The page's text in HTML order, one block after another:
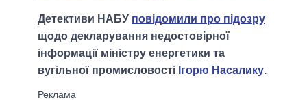
Детективи НАБУ повідомили про підозру
щодо декларування недостовірної
інформації міністру енергетики та
вугільної промисловості Ігорю Насалику.